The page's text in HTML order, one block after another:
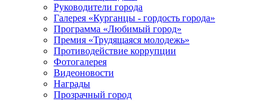
Руководители города
Галерея «Курганцы - гордость города»
Программа «Любимый город»
Премия «Трудящаяся молодежь»
Противодействие коррупции
Фотогалерея
Видеоновости
Награды
Прозрачный город